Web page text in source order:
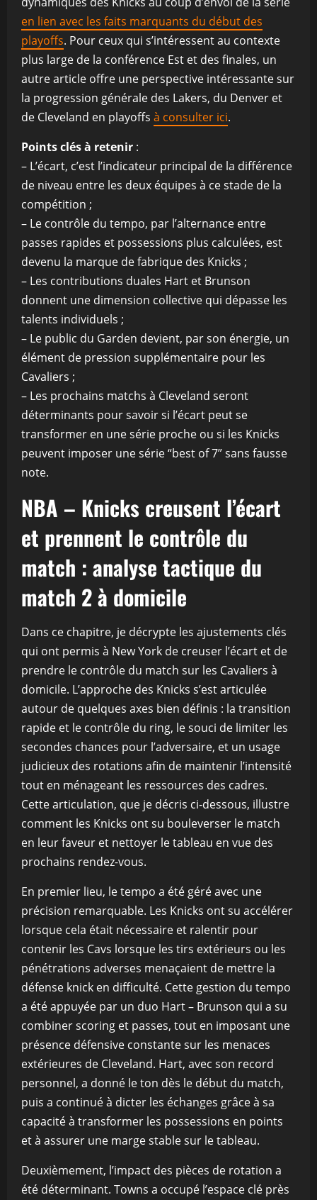
en lien avec les faits marquants du début des
playoffs. Pour ceux qui s’intéressent au contexte
plus large de la conférence Est et des finales, un
autre article offre une perspective intéressante sur
la progression générale des Lakers, du Denver et
de Cleveland en playoffs à consulter ici.
Points clés à retenir :
– L’écart, c’est l’indicateur principal de la différence
de niveau entre les deux équipes à ce stade de la
compétition ;
– Le contrôle du tempo, par l’alternance entre
passes rapides et possessions plus calculées, est
devenu la marque de fabrique des Knicks ;
– Les contributions duales Hart et Brunson
donnent une dimension collective qui dépasse les
talents individuels ;
– Le public du Garden devient, par son énergie, un
élément de pression supplémentaire pour les
Cavaliers ;
– Les prochains matchs à Cleveland seront
déterminants pour savoir si l’écart peut se
transformer en une série proche ou si les Knicks
peuvent imposer une série “best of 7” sans fausse
note.
NBA – Knicks creusent l’écart
et prennent le contrôle du
match : analyse tactique du
match 2 à domicile
Dans ce chapitre, je décrypte les ajustements clés
qui ont permis à New York de creuser l’écart et de
prendre le contrôle du match sur les Cavaliers à
domicile. L’approche des Knicks s’est articulée
autour de quelques axes bien définis : la transition
rapide et le contrôle du ring, le souci de limiter les
secondes chances pour l’adversaire, et un usage
judicieux des rotations afin de maintenir l’intensité
tout en ménageant les ressources des cadres.
Cette articulation, que je décris ci-dessous, illustre
comment les Knicks ont su bouleverser le match
en leur faveur et nettoyer le tableau en vue des
prochains rendez-vous.
En premier lieu, le tempo a été géré avec une
précision remarquable. Les Knicks ont su accélérer
lorsque cela était nécessaire et ralentir pour
contenir les Cavs lorsque les tirs extérieurs ou les
pénétrations adverses menaçaient de mettre la
défense knick en difficulté. Cette gestion du tempo
a été appuyée par un duo Hart – Brunson qui a su
combiner scoring et passes, tout en imposant une
présence défensive constante sur les menaces
extérieures de Cleveland. Hart, avec son record
personnel, a donné le ton dès le début du match,
puis a continué à dicter les échanges grâce à sa
capacité à transformer les possessions en points
et à assurer une marge stable sur le tableau.
Deuxièmement, l’impact des pièces de rotation a
été déterminant. Towns a occupé l’espace clé près